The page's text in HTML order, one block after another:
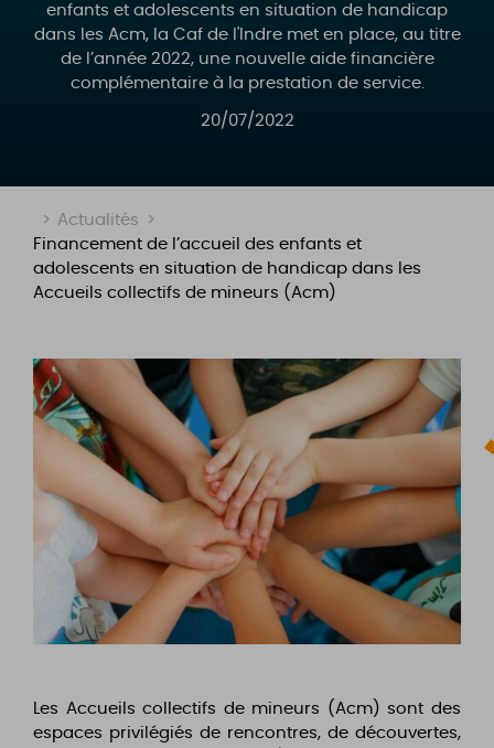
enfants et adolescents en situation de handicap
dans les Acm, la Caf de l'Indre met en place, au titre
de l’année 2022, une nouvelle aide financière
complémentaire à la prestation de service.
20/07/2022
> Actualités
>
Financement de l’accueil des enfants et
adolescents en situation de handicap dans les
Accueils collectifs de mineurs (Acm)
Les Accueils collectifs de mineurs (Acm) sont des
espaces privilégiés de rencontres, de découvertes,